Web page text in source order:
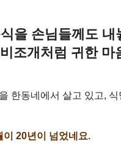
을 손님들께도 내
조개처럼 귀한 마
한동네에서 살고 있고,
20년이 넘었네요.